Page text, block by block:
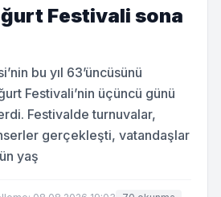
Festivali sona
bu yıl 63’üncüsünü
Festivali’nin üçüncü günü
Festivalde turnuvalar,
gerçekleşti, vatandaşlar
yaş